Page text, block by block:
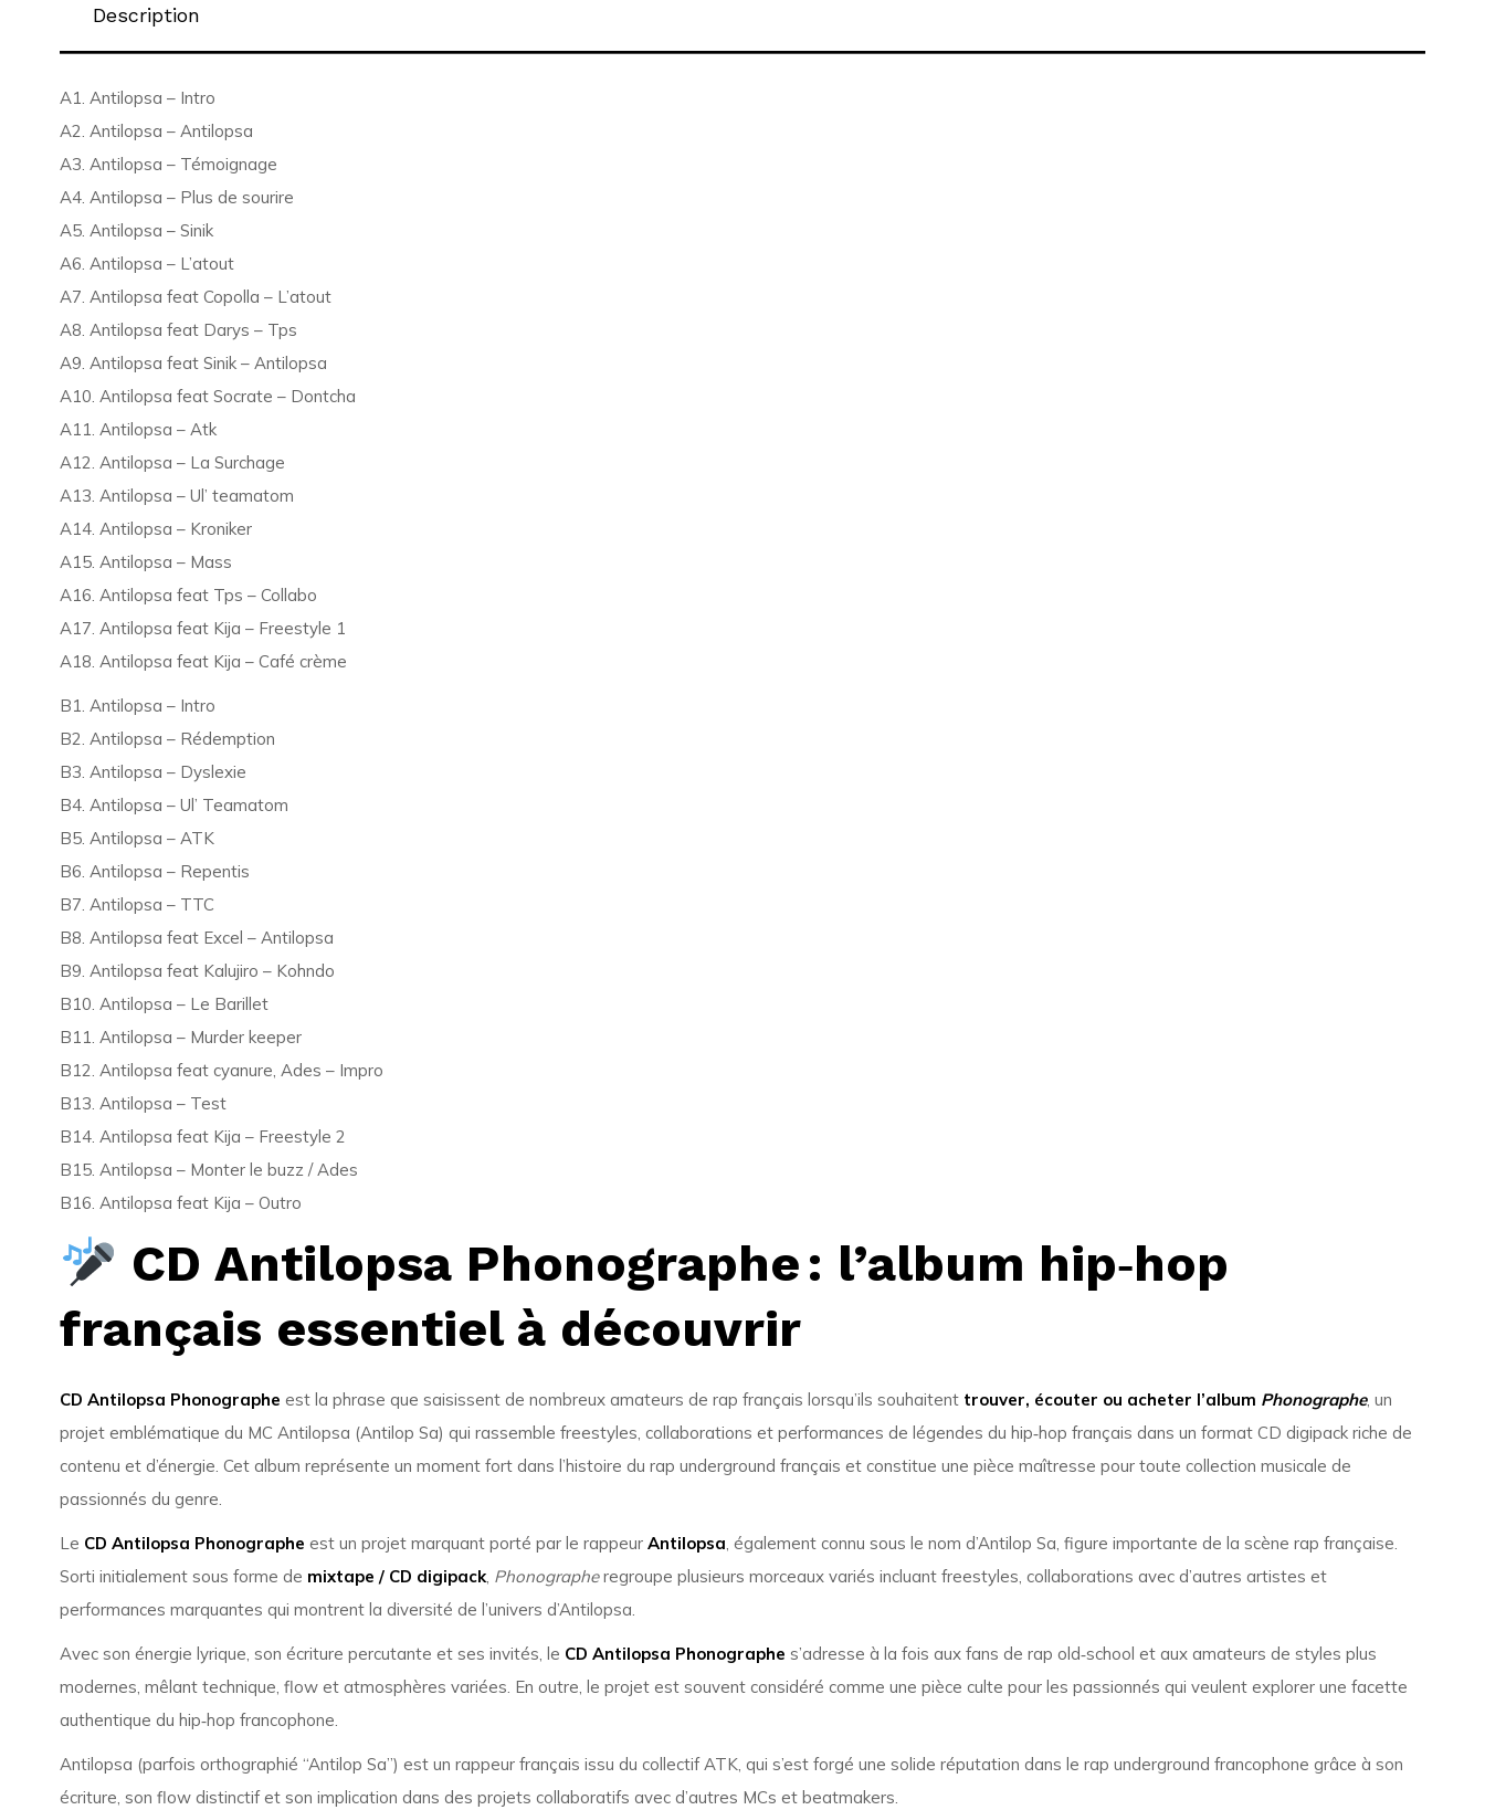
Description
A1. Antilopsa – Intro
A2. Antilopsa – Antilopsa
A3. Antilopsa – Témoignage
A4. Antilopsa – Plus de sourire
A5. Antilopsa – Sinik
A6. Antilopsa – L’atout
A7. Antilopsa feat Copolla – L’atout
A8. Antilopsa feat Darys – Tps
A9. Antilopsa feat Sinik – Antilopsa
A10. Antilopsa feat Socrate – Dontcha
A11. Antilopsa – Atk
A12. Antilopsa – La Surchage
A13. Antilopsa – Ul’ teamatom
A14. Antilopsa – Kroniker
A15. Antilopsa – Mass
A16. Antilopsa feat Tps – Collabo
A17. Antilopsa feat Kija – Freestyle 1
A18. Antilopsa feat Kija – Café crème
B1. Antilopsa – Intro
B2. Antilopsa – Rédemption
B3. Antilopsa – Dyslexie
B4. Antilopsa – Ul’ Teamatom
B5. Antilopsa – ATK
B6. Antilopsa – Repentis
B7. Antilopsa – TTC
B8. Antilopsa feat Excel – Antilopsa
B9. Antilopsa feat Kalujiro – Kohndo
B10. Antilopsa – Le Barillet
B11. Antilopsa – Murder keeper
B12. Antilopsa feat cyanure, Ades – Impro
B13. Antilopsa – Test
B14. Antilopsa feat Kija – Freestyle 2
B15. Antilopsa – Monter le buzz / Ades
B16. Antilopsa feat Kija – Outro
CD Antilopsa Phonographe: l’album hip‑hop
français essentiel à découvrir
CD Antilopsa Phonographe est la phrase que saisissent de nombreux amateurs de rap français lorsqu’ils souhaitent trouver, écouter ou acheter l’album Phonographe, un
projet emblématique du MC Antilopsa (Antilop Sa) qui rassemble freestyles, collaborations et performances de légendes du hip‑hop français dans un format CD digipack riche de
contenu et d’énergie. Cet album représente un moment fort dans l’histoire du rap underground français et constitue une pièce maîtresse pour toute collection musicale de
passionnés du genre.
Le CD Antilopsa Phonographe est un projet marquant porté par le rappeur Antilopsa, également connu sous le nom d’Antilop Sa, figure importante de la scène rap française.
Sorti initialement sous forme de mixtape / CD digipack, Phonographeregroupe plusieurs morceaux variés incluant freestyles, collaborations avec d’autres artistes et
performances marquantes qui montrent la diversité de l’univers d’Antilopsa.
Avec son énergie lyrique, son écriture percutante et ses invités, le CD Antilopsa Phonographe s’adresse à la fois aux fans de rap old‑school et aux amateurs de styles plus
modernes, mêlant technique, flow et atmosphères variées. En outre, le projet est souvent considéré comme une pièce culte pour les passionnés qui veulent explorer une facette
authentique du hip‑hop francophone.
Antilopsa (parfois orthographié “Antilop Sa”) est un rappeur français issu du collectif ATK, qui s’est forgé une solide réputation dans le rap underground francophone grâce à son
écriture, son flow distinctif et son implication dans des projets collaboratifs avec d’autres MCs et beatmakers.